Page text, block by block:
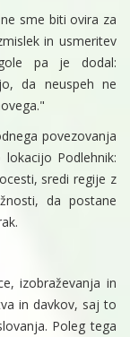
sme biti ovira za
in usmeritev
pa je dodal:
da neuspeh ne
povezovanja
Podlehnik:
sredi regije z
da postane
izobraževanja in
in davkov, saj to
Poleg tega